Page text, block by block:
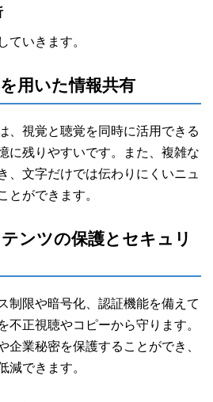
ていきます。
用いた情報共有
、視覚と聴覚を同時に活用できる
に残りやすいです。また、複雑な
、文字だけでは伝わりにくいニュ
とができます。
ンツの保護とセキュリ
制限や暗号化、認証機能を備えて
不正視聴やコピーから守ります。
企業秘密を保護することができ、
減できます。